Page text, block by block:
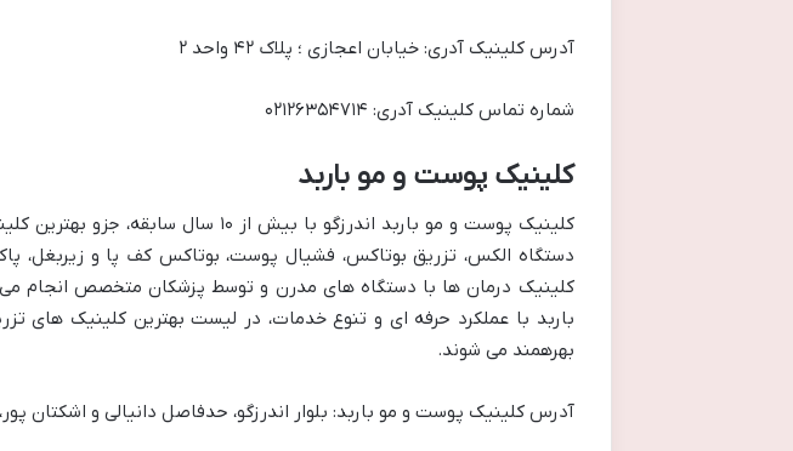
آدرس کلینیک آدری: خیابان اعجازی ؛ پلاک ۴۲ واحد ۲
شماره تماس کلینیک آدری: ۰۲۱۲۶۳۵۴۷۱۴
کلینیک پوست و مو باربد
کلینیک پوست و مو باربد اندرزگو با
دستگاه الکس، تزریق بوتاکس، فشیال پوست، بوتاکس کف پا و زیربغل،
کلینیک درمان ها با دستگاه های مدرن و توسط پزشکان متخصص انجام
باربد با عملکرد حرفه ای و تنوع خدمات، در لیست بهترین کلینیک های
بهرهمند می شوند.
آدرس کلینیک پوست و مو باربد: بلوار اندرزگو، حدفاصل دانیالی و اشکتان پور، پلاک ۴۱،